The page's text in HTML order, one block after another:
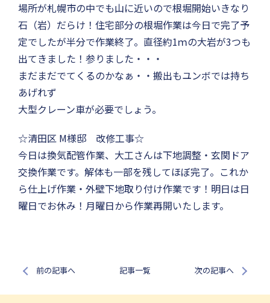
場所が札幌市の中でも山に近いので根堀開始いきなり
石（岩）だらけ！住宅部分の根堀作業は今日で完了予
定でしたが半分で作業終了。直径約1ｍの大岩が3つも
出てきました！参りました・・・
まだまだでてくるのかなぁ・・搬出もユンボでは持ち
あげれず
大型クレーン車が必要でしょう。
☆清田区 M様邸 改修工事☆
今日は換気配管作業、大工さんは下地調整・玄関ドア
交換作業です。解体も一部を残してほぼ完了。これか
ら仕上げ作業・外壁下地取り付け作業です！明日は日
曜日でお休み！月曜日から作業再開いたします。
前の記事へ 記事一覧 次の記事へ